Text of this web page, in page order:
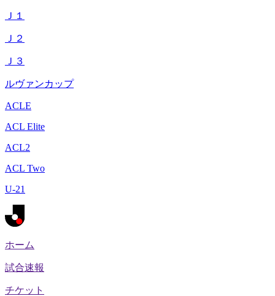
Ｊ１
Ｊ２
Ｊ３
ルヴァンカップ
ACLE
ACL Elite
ACL2
ACL Two
U-21
ホーム
試合速報
チケット